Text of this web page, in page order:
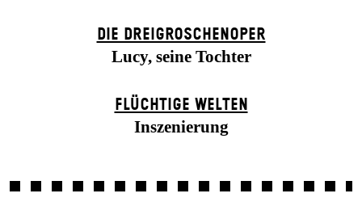
DIE DREI­GROSCHEN­OPER
Lucy, seine Tochter
FLÜCHTIGE WELTEN
Inszenierung